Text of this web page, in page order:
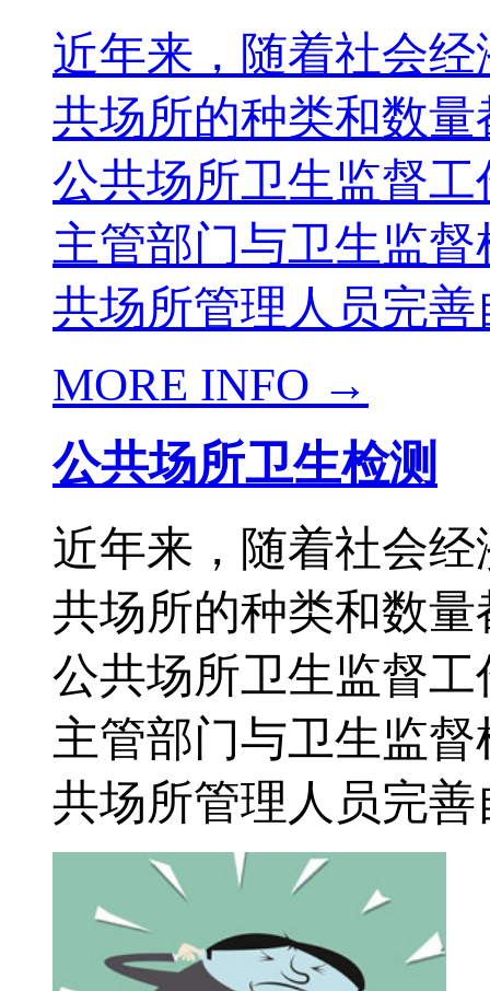
近年来，随着社会
共场所的种类和数
公共场所卫生监督
主管部门与卫生监
共场所管理人员完
MORE INFO →
公共场所卫生检测
近年来，随着社会
共场所的种类和数
公共场所卫生监督
主管部门与卫生监
共场所管理人员完